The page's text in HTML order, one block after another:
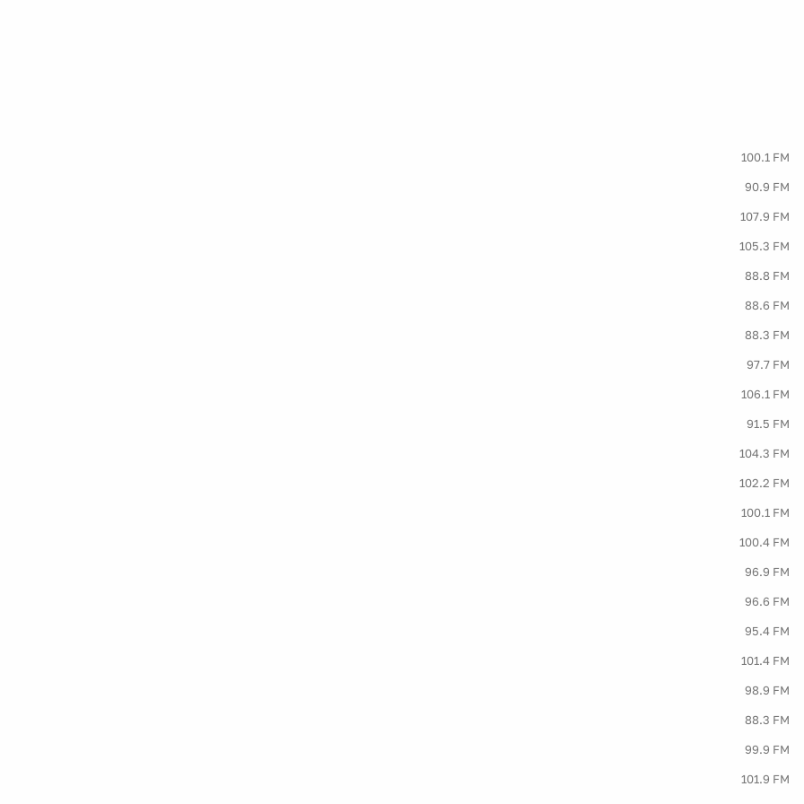
100.1 FM
90.9 FM
107.9 FM
105.3 FM
88.8 FM
88.6 FM
88.3 FM
97.7 FM
106.1 FM
91.5 FM
104.3 FM
102.2 FM
100.1 FM
100.4 FM
96.9 FM
96.6 FM
95.4 FM
101.4 FM
98.9 FM
88.3 FM
99.9 FM
101.9 FM